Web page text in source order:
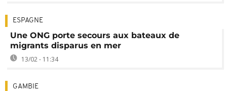
ESPAGNE
Une ONG porte secours aux bateaux de
migrants disparus en mer
13/02 - 11:34
GAMBIE